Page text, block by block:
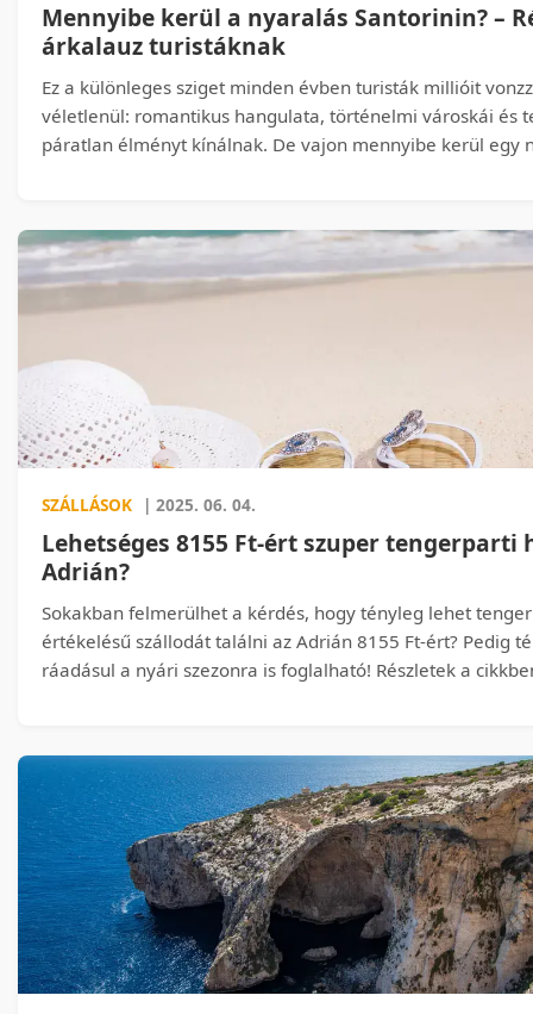
Mennyibe kerül a nyaralás Santorinin? –
árkalauz turistáknak
Ez a különleges sziget minden évben turisták millióit
véletlenül: romantikus hangulata, történelmi városkái és
páratlan élményt kínálnak. De vajon mennyibe kerül egy
költséghatékony utazás is lehet. Ebben a cikkben
szállás-, élelmiszer-, közlekedés- és éttermi árakat, hogy
bele az utazásba.
SZÁLLÁSOK | 2025. 06. 04.
Lehetséges 8155 Ft-ért szuper
Adrián?
Sokakban felmerülhet a kérdés, hogy tényleg lehet
értékelésű szállodát találni az Adrián 8155 Ft-ért? Pedig
ráadásul a nyári szezonra is foglalható! Részletek a